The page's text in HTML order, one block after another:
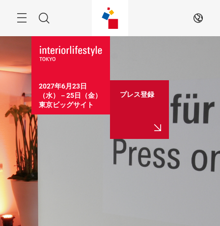
Search JA
2027年6月23日
（水）－25日（金）
東京ビッグサイト
プレス登録